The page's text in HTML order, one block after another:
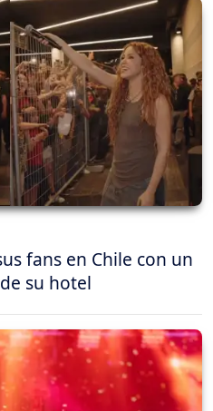
fans en Chile con un
su hotel